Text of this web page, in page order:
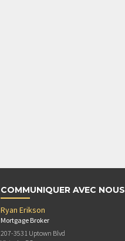
COMMUNIQUER AVEC NOUS
Ryan Erikson
Mortgage Broker
207-3531 Uptown Blvd